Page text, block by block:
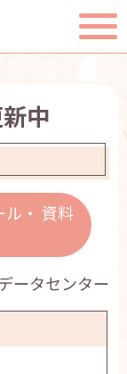
中
ル・ 資料
ータセンター